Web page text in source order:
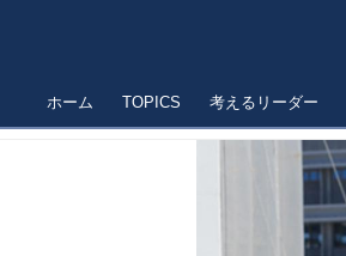
ホーム TOPICS 考えるリーダー